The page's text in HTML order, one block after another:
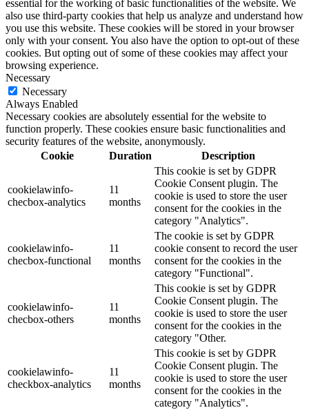
essential for the working of basic functionalities of the website. We
also use third-party cookies that help us analyze and understand how
you use this website. These cookies will be stored in your browser
only with your consent. You also have the option to opt-out of these
cookies. But opting out of some of these cookies may affect your
browsing experience.
Necessary
Necessary
Always Enabled
Necessary cookies are absolutely essential for the website to
function properly. These cookies ensure basic functionalities and
security features of the website, anonymously.
Cookie
Duration Description
cookielawinfo-
checbox-analytics
11
months
This cookie is set by GDPR
Cookie Consent plugin. The
cookie is used to store the user
consent for the cookies in the
category "Analytics".
cookielawinfo-
checbox-functional
11
months
The cookie is set by GDPR
cookie consent to record the user
consent for the cookies in the
category "Functional".
cookielawinfo-
checbox-others
11
months
This cookie is set by GDPR
Cookie Consent plugin. The
cookie is used to store the user
consent for the cookies in the
category "Other.
cookielawinfo-
checkbox-analytics
11
months
This cookie is set by GDPR
Cookie Consent plugin. The
cookie is used to store the user
consent for the cookies in the
category "Analytics".